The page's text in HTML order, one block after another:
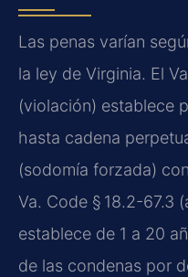
Las penas varían
la ley de Virginia. El
(violación) establece
hasta cadena
(sodomía forzada)
Va. Code § 18.2-67.3
establece de 1 a 20
de las condenas por